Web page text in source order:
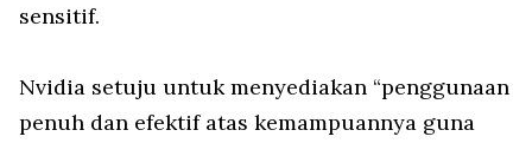
sensitif.
Nvidia setuju untuk menyediakan “penggunaan
penuh dan efektif atas kemampuannya guna